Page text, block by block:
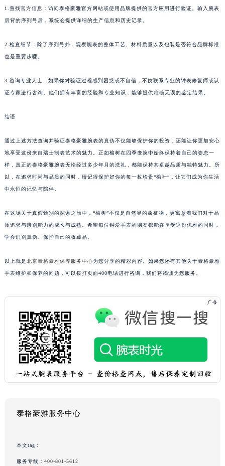
1.查找官方信息：访问泰格豪雅官方网站或使用品牌提供的官方应用进行验证。输入腕表
后背的序列号后，系统会提供详细的生产信息和历史记录。
2.检查细节：除了序列号外，观察腕表的整体工艺、材料质量以及包装是否符合品牌标准
也是重要步骤。
3.咨询专业人士：如果你对验证过程感到困惑或不自信，不妨联系专业的钟表修复师或认
证专家进行咨询。他们拥有丰富的经验和专业知识，能够提供准确无误的鉴定结果。
结语
通过上述方法查询并验证泰格豪雅腕表的真伪不仅能够保护你的投资，还能让你更加安心
地享受这份来自瑞士制表艺术的魅力。正如榆树在四季变换中始终保持着自己的姿态一
样，真正的泰格豪雅腕表无论经过多少年月的洗礼，都能保持其卓越品质与独特魅力。所
以，在追求时尚与品质的同时，请记得保护好你的每一枚珍贵“榆叶”，让它们成为你生活
中永恒的记忆与陪伴。
在这场关于真假甄别的探索之旅中，“榆树”不仅是自然界的象征物，更寓意着我们对于品
质追求与辨别能力的成长与成熟。希望每位钟爱手表的朋友都能在享受这份优雅的同时，
学会识别真伪、保护自己的收藏品。
以上就是北京泰格豪雅保养服务中心为您分享的精彩内容。如果您还有其他关于泰格豪雅
手表维护和保养的问题，可以拨打页面400电话进行咨询，我们将竭诚为您服务。
泰格豪雅服务中心
本文tag：
服务专线： 400-801-5612